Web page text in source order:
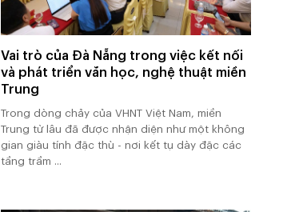
Vai trò của Đà Nẵng trong việc kết nối
và phát triển văn học, nghệ thuật miền
Trung
Trong dòng chảy của VHNT Việt Nam, miền
Trung từ lâu đã được nhận diện như một không
gian giàu tính đặc thù - nơi kết tụ dày đặc các
tầng trầm ...